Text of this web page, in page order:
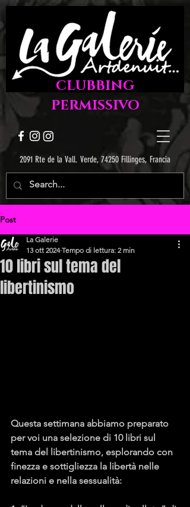
2091 Rte de la Vall. Verde, 74250 Fillinges, Francia
CLUBBING
PERMISSIVO
Post
10 libri sul tema del
libertinismo
La Galerie
13 ott 2024 Tempo di lettura: 2 min
Questa settimana abbiamo preparato
per voi una selezione di 10 libri sul
tema del libertinismo, esplorando con
finezza e sottigliezza la libertà nelle
relazioni e nella sessualità: